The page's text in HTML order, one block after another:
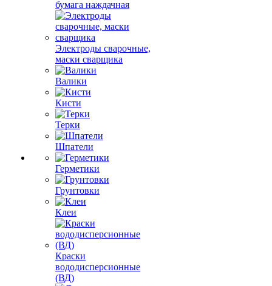
бумага наждачная
Электроды сварочные,
маски сварщика
Валики
Кисти
Терки
Шпатели
Герметики
Грунтовки
Клеи
Краски
вододисперсионные
(ВД)